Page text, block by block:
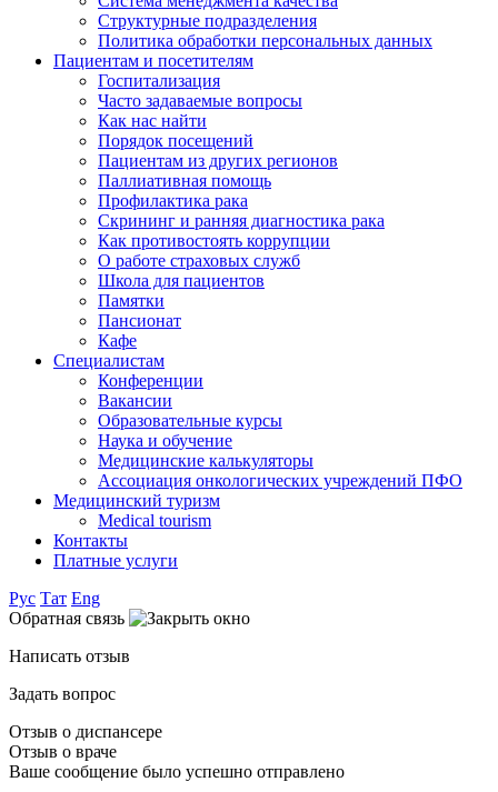
Структурные подразделения
Политика обработки персональных данных
Пациентам и посетителям
Госпитализация
Часто задаваемые вопросы
Как нас найти
Порядок посещений
Пациентам из других регионов
Паллиативная помощь
Профилактика рака
Скрининг и ранняя диагностика рака
Как противостоять коррупции
О работе страховых служб
Школа для пациентов
Памятки
Пансионат
Кафе
Специалистам
Конференции
Вакансии
Образовательные курсы
Наука и обучение
Медицинские калькуляторы
Ассоциация oнкологических учреждений ПФО
Медицинский туризм
Medical tourism
Контакты
Платные услуги
Рус Тат Eng
Обратная связь
Написать отзыв
Задать вопрос
Отзыв о диспансере
Отзыв о враче
Ваше сообщение было успешно отправлено